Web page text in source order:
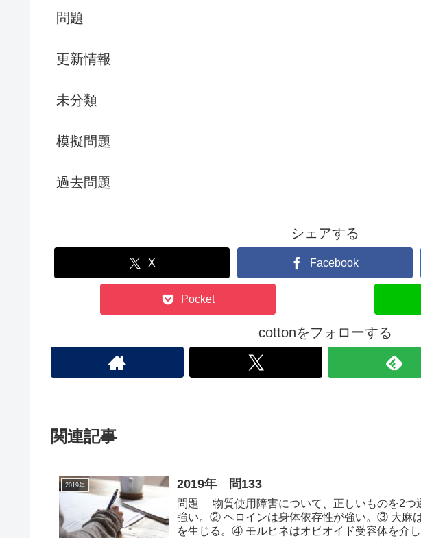
問題
更新情報
未分類
模擬問題
過去問題
シェアする
X Facebook
Pocket
cottonをフォローする
関連記事
2019年 2019年 問133
問題 物質使用障害について、正しいものを2つ
強い。② ヘロインは身体依存性が強い。③ 大麻
を生じる。④ モルヒネはオピオイド受容体を介